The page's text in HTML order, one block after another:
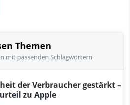
Themen
mit passenden Schlagwörtern
der Verbraucher gestärkt –
zu Apple